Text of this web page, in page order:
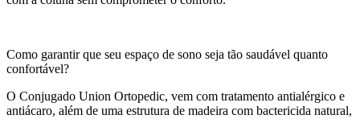
Como garantir que seu espaço de sono seja tão saudável quanto
confortável?
O Conjugado Union Ortopedic, vem com tratamento antialérgico e
antiácaro, além de uma estrutura de madeira com bactericida natural,